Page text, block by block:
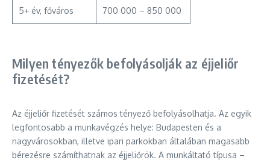
5+ év, főváros 700 000 – 850 000
Milyen tényezők befolyásolják az éjjeliőr
fizetését?
Az éjjeliőr fizetését számos tényező befolyásolhatja. Az egyik
legfontosabb a munkavégzés helye: Budapesten és a
nagyvárosokban, illetve ipari parkokban általában magasabb
bérezésre számíthatnak az éjjeliőrök. A munkáltató típusa –